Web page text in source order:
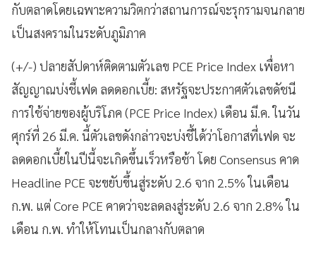
กับตลาดโดยเฉพาะความวิตกว่าสถานการณ์จะรุกรามจนกลาย
เป็นสงครามในระดับภูมิภาค
(+/-) ปลายสัปดาห์ติดตามตัวเลข PCE Price Index เพื่อหา
สัญญาณบ่งชี้เฟด ลดดอกเบี้ย: สหรัฐจะประกาศตัวเลขดัชนี
การใช้จ่ายของผู้บริโภค (PCE Price Index) เดือน มี.ค. ในวัน
ศุกร์ที่ 26 มี.ค. นี้ตัวเลขดังกล่าวจะบ่งชี้ได้ว่าโอกาสที่เฟด จะ
ลดดอกเบี้ยในปีนี้จะเกิดขึ้นเร็วหรือช้า โดย Consensus คาด
Headline PCE จะขยับขึ้นสู่ระดับ 2.6 จาก 2.5% ในเดือน
ก.พ. แต่ Core PCE คาดว่าจะลดลงสู่ระดับ 2.6 จาก 2.8% ใน
เดือน ก.พ. ทำให้โทนเป็นกลางกับตลาด